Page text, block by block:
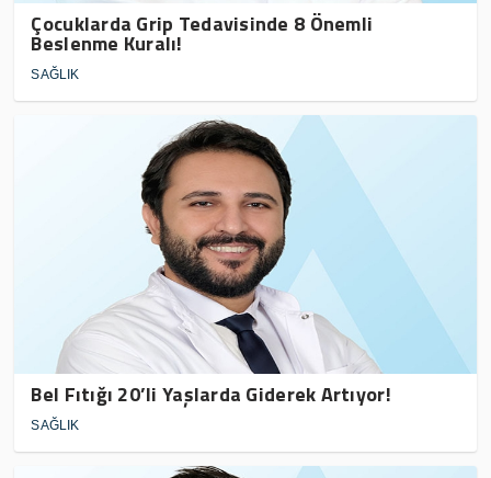
Çocuklarda Grip Tedavisinde 8 Önemli
Beslenme Kuralı!
SAĞLIK
Bel Fıtığı 20’li Yaşlarda Giderek Artıyor!
SAĞLIK